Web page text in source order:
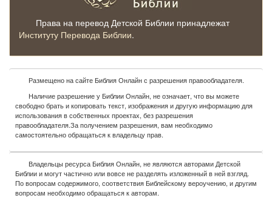
Права на перевод Детской Библии принадлежат
Институту Перевода Библии.
Размещено на сайте Библия Онлайн с разрешения правообладателя.
Наличие разрешение у Библии Онлайн, не означает, что вы можете
свободно брать и копировать текст, изображения и другую информацию для
использования в собственных проектах, без разрешения
правообладателя.За получением разрешения, вам необходимо
самостоятельно обращаться к владельцу прав.
Владельцы ресурса Библия Онлайн, не являются авторами Детской
Библии и могут частично или вовсе не разделять изложенный в ней взгляд.
По вопросам содержимого, соответствия Библейскому вероучению, и другим
вопросам необходимо обращаться к авторам.